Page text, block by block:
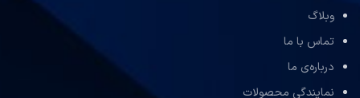
وبلاگ
تماس با ما
درباره‌ی ما
نمایندگی محصولات